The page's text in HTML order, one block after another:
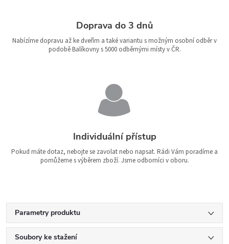
Doprava do 3 dnů
Nabízíme dopravu až ke dveřím a také variantu s možným osobní odběr v
podobě Balíkovny s 5000 odběrnými místy v ČR.
Individuální přístup
Pokud máte dotaz, nebojte se zavolat nebo napsat. Rádi Vám poradíme a
pomůžeme s výběrem zboží. Jsme odborníci v oboru.
Parametry produktu
Soubory ke stažení